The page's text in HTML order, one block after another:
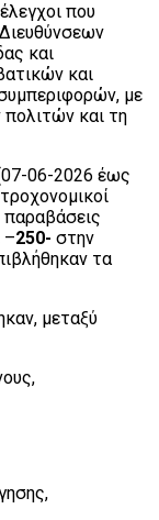
που
και
και
με
και τη
06-2026 έως
τροχονομικοί
παραβάσεις
–250- στην
τα
μεταξύ